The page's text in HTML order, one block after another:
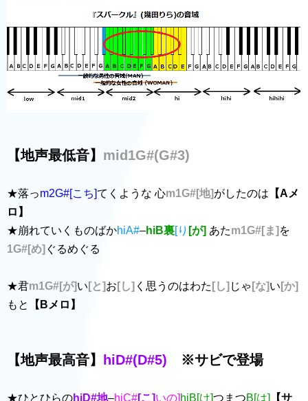
【地声最低音】 mid1G#(G#3)
★落っm2G#[こち]てくような 心m1G#[地]がしたのは 【Aメ
ロ】
★崩れていくものばかhiA#–hiB裏[り [が] あたm1G#[ま] を
1G#[め] ぐるめぐる
★君m1G#[が]い [と]お [し] く思うのはわた [し] じゃ [な]い [か]
もと
【Bメロ】
【地声最高音】 hiD#(D#5) ※サビで登場
★ひとひらのhiD#地–hiC#[こ]いの] hiB[け]つまつB[は]
【サ